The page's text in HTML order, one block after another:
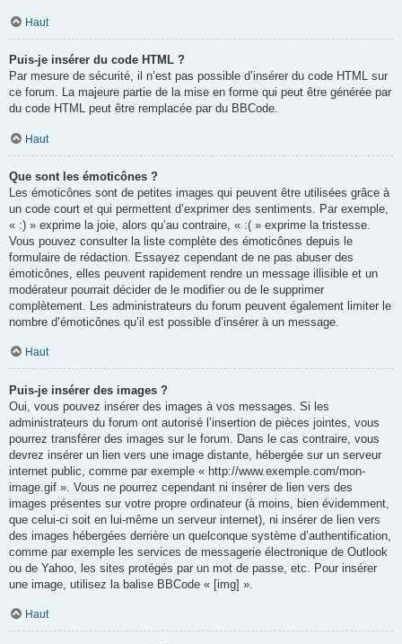
Haut
Puis-je insérer du code HTML ?
Par mesure de sécurité, il n’est pas possible d’insérer du code HTML sur
ce forum. La majeure partie de la mise en forme qui peut être générée par
du code HTML peut être remplacée par du BBCode.
Haut
Que sont les émoticônes ?
Les émoticônes sont de petites images qui peuvent être utilisées grâce à
un code court et qui permettent d’exprimer des sentiments. Par exemple,
« :) » exprime la joie, alors qu’au contraire, « :( » exprime la tristesse.
Vous pouvez consulter la liste complète des émoticônes depuis le
formulaire de rédaction. Essayez cependant de ne pas abuser des
émoticônes, elles peuvent rapidement rendre un message illisible et un
modérateur pourrait décider de le modifier ou de le supprimer
complètement. Les administrateurs du forum peuvent également limiter le
nombre d’émoticônes qu’il est possible d’insérer à un message.
Haut
Puis-je insérer des images ?
Oui, vous pouvez insérer des images à vos messages. Si les
administrateurs du forum ont autorisé l’insertion de pièces jointes, vous
pourrez transférer des images sur le forum. Dans le cas contraire, vous
devrez insérer un lien vers une image distante, hébergée sur un serveur
internet public, comme par exemple « http://www.exemple.com/mon-
image.gif ». Vous ne pourrez cependant ni insérer de lien vers des
images présentes sur votre propre ordinateur (à moins, bien évidemment,
que celui-ci soit en lui-même un serveur internet), ni insérer de lien vers
des images hébergées derrière un quelconque système d’authentification,
comme par exemple les services de messagerie électronique de Outlook
ou de Yahoo, les sites protégés par un mot de passe, etc. Pour insérer
une image, utilisez la balise BBCode « [img] ».
Haut